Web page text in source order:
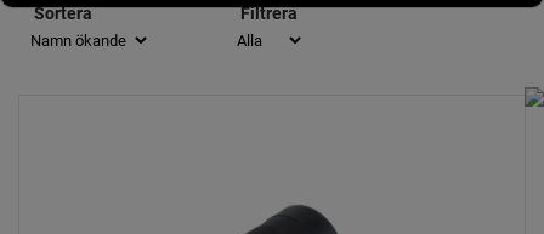
Sortera Filtrera